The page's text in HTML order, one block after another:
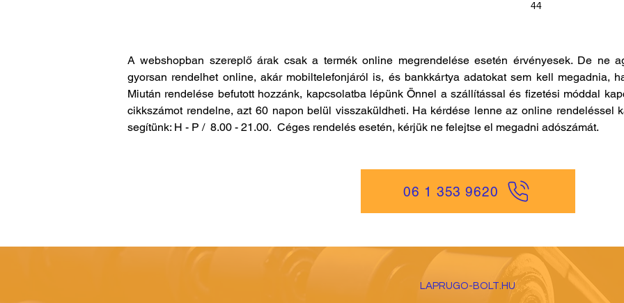
44
A webshopban szereplő árak csak a termék online megrendelése esetén érvényesek. De ne
gyorsan rendelhet online, akár mobiltelefonjáról is, és bankkártya adatokat sem kell megadnia,
Miután rendelése befutott hozzánk, kapcsolatba lépünk Önnel a szállítással és fizetési móddal
cikkszámot rendelne, azt 60 napon belül visszaküldheti. Ha kérdése lenne az online rendeléssel
segítünk: H - P / 8.00 - 21.00. Céges rendelés esetén, kérjük ne felejtse el megadni adószámát.
06 1 353 9620
LAPRUGO-BOLT.HU